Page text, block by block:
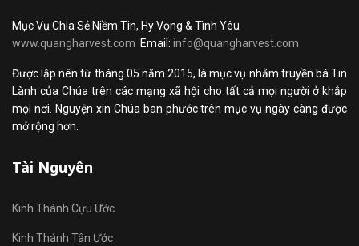
Mục Vụ Chia Sẻ Niềm Tin, Hy Vọng & Tình Yêu
www.quangharvest.com Email: info@quangharvest.com
Được lập nên từ tháng 05 năm 2015, là mục vụ nhằm truyền bá Tin
Lành của Chúa trên các mạng xã hội cho tất cả mọi người ở khắp
mọi nơi. Nguyện xin Chúa ban phước trên mục vụ ngày càng được
mở rộng hơn.
Tài Nguyên
Kinh Thánh Cựu Ước
Kinh Thánh Tân Ước